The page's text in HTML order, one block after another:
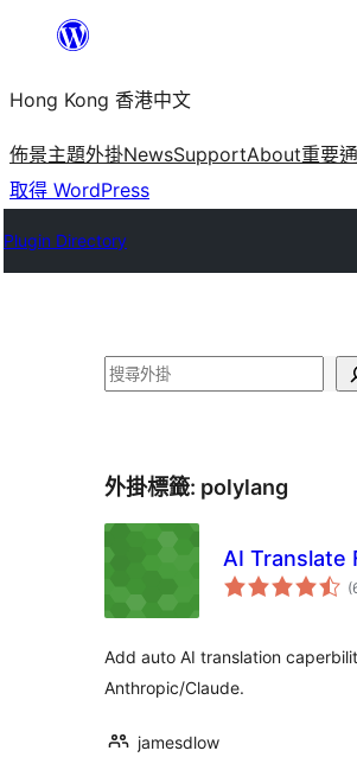
主
要
內
容
Hong Kong 香港中文
佈景主題外掛NewsSupportAbout重要
取得 WordPress
Plugin Directory
搜
外掛標籤: polylang
AI Translate
Add auto AI translation
Anthropic/Claude.
jamesdlow